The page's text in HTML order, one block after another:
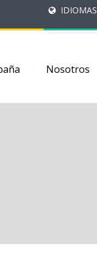
IDIOMAS
Nosotros